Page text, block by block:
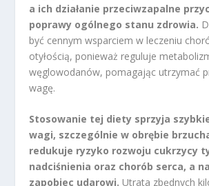
a ich działanie przeciwzapalne
poprawy ogólnego stanu zdrowia.
być cennym wsparciem w leczeniu
otyłością, ponieważ reguluje
węglowodanów, pomagając utrzymać
wagę.
Stosowanie tej diety sprzyja
wagi, szczególnie w obrębie
redukuje ryzyko rozwoju cukrzycy
nadciśnienia oraz chorób serca, a
zapobiec udarowi. Utrata zbędnych